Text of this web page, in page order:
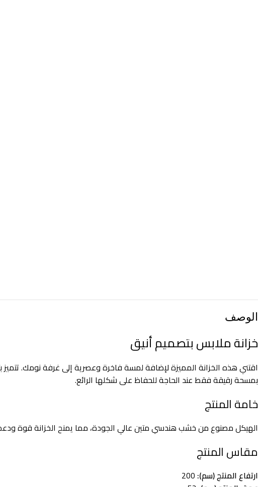
الوصف
خزانة ملابس بتصميم أنيق
اقتني هذه الخزانة المميزة لإضافة لمسة فاخرة وعصرية إلى غرفة نومك.
بمسحة رقيقة فقط عند الحاجة للحفاظ على شكلها الرائع.
خامة المنتج
الهيكل مصنوع من خشب هندسي متين عالي الجودة، مما يمنح الخزانة قوة
مقاس المنتج
ارتفاع المنتج (سم):